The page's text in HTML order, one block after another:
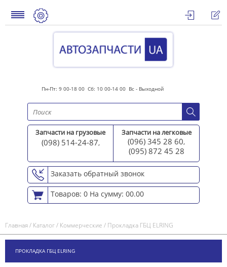
Пн-Пт: 9 00-18 00 Сб: 10 00-14 00 Вс - Выходной
Запчасти на грузовые
(098) 514-24-87,
Запчасти на легковые
(096) 345 28 60,
(095) 872 45 28
Заказать обратный звонок
Товаров: 0 На сумму: 00.00
Главная/ Каталог/ Коммерческие / Прокладка ГБЦ ELRING
ПРОКЛАДКА ГБЦ ELRING